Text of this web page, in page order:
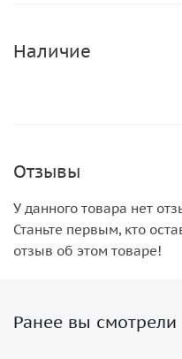
Наличие
Отзывы
У данного товара нет
Станьте первым, кто
отзыв об этом товаре!
Ранее вы смотрели